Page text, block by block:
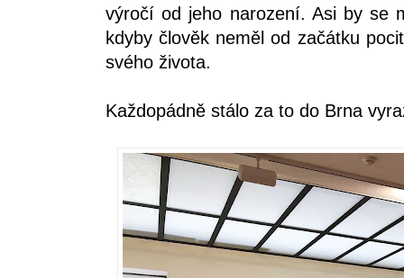
výročí od jeho narození. Asi by se
kdyby člověk neměl od začátku
svého života.
Každopádně stálo za to do Brna